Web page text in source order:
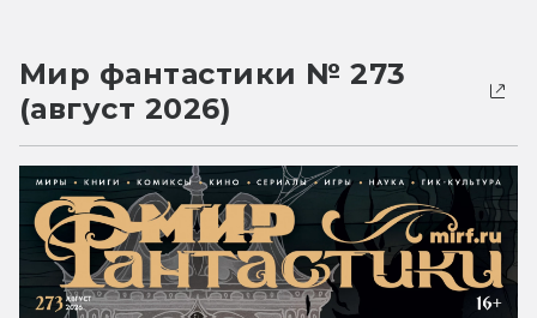
Мир фантастики № 273
(август 2026)